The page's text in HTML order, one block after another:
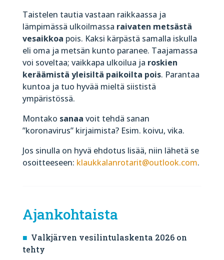
Taistelen tautia vastaan raikkaassa ja
lämpimässä ulkoilmassa raivaten metsästä
vesaikkoa pois. Kaksi kärpästä samalla iskulla
eli oma ja metsän kunto paranee. Taajamassa
voi soveltaa; vaikkapa ulkoilua ja roskien
keräämistä yleisiltä paikoilta pois. Parantaa
kuntoa ja tuo hyvää mieltä siististä
ympäristössä.
Montako sanaa voit tehdä sanan
”koronavirus” kirjaimista? Esim. koivu, vika.
Jos sinulla on hyvä ehdotus lisää, niin lähetä se
osoitteeseen: klaukkalanrotarit@outlook.com.
Ajankohtaista
Valkjärven vesilintulaskenta 2026 on
tehty